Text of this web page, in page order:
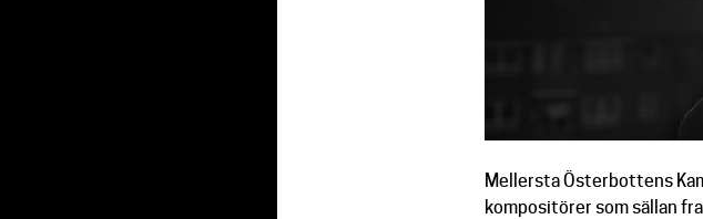
Mellersta Österbottens
kompositörer som sällan